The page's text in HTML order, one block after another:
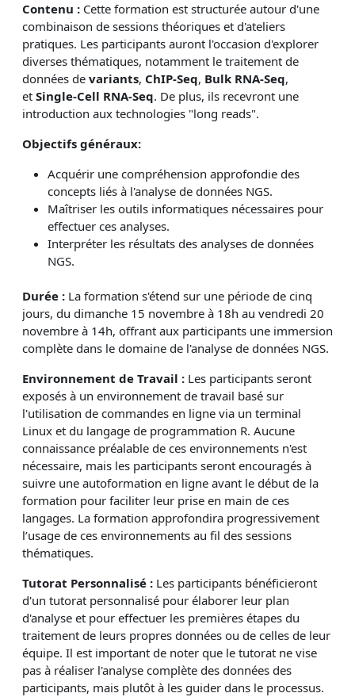
Contenu : Cette formation est structurée autour d'une
combinaison de sessions théoriques et d'ateliers
pratiques. Les participants auront l'occasion d'explorer
diverses thématiques, notamment le traitement de
données de variants, ChIP-Seq, Bulk RNA-Seq,
et Single-Cell RNA-Seq. De plus, ils recevront une
introduction aux technologies "long reads".
Objectifs généraux:
Acquérir une compréhension approfondie des
concepts liés à l'analyse de données NGS.
Maîtriser les outils informatiques nécessaires pour
effectuer ces analyses.
Interpréter les résultats des analyses de données
NGS.
Durée : La formation s'étend sur une période de cinq
jours, du dimanche 15 novembre à 18h au vendredi 20
novembre à 14h, offrant aux participants une immersion
complète dans le domaine de l'analyse de données NGS.
Environnement de Travail : Les participants seront
exposés à un environnement de travail basé sur
l'utilisation de commandes en ligne via un terminal
Linux et du langage de programmation R. Aucune
connaissance préalable de ces environnements n'est
nécessaire, mais les participants seront encouragés à
suivre une autoformation en ligne avant le début de la
formation pour faciliter leur prise en main de ces
langages. La formation approfondira progressivement
l’usage de ces environnements au fil des sessions
thématiques.
Tutorat Personnalisé : Les participants bénéficieront
d'un tutorat personnalisé pour élaborer leur plan
d'analyse et pour effectuer les premières étapes du
traitement de leurs propres données ou de celles de leur
équipe. Il est important de noter que le tutorat ne vise
pas à réaliser l'analyse complète des données des
participants, mais plutôt à les guider dans le processus.